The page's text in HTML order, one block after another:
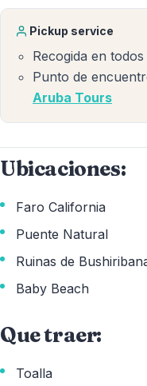
Pickup service
Recogida en
Punto de
Aruba Tours
Ubicaciones:
Faro California
Puente Natural
Ruinas de
Baby Beach
Que traer:
Toalla